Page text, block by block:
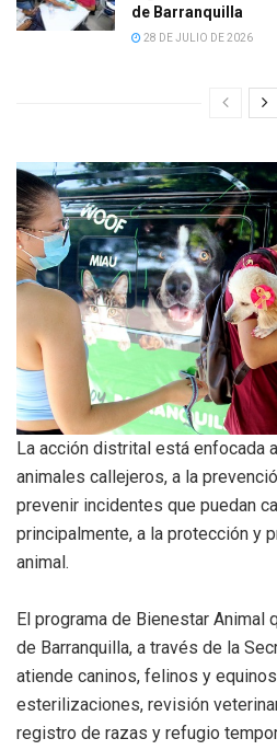
de Barranquilla
28 DE JULIO DE 2026
La acción distrital está enfocada
animales callejeros, a la
prevenir incidentes que puedan
principalmente, a la protección y
animal.
El programa de Bienestar Animal
de Barranquilla, a través de la
atiende caninos, felinos y
esterilizaciones, revisión
registro de razas y refugio